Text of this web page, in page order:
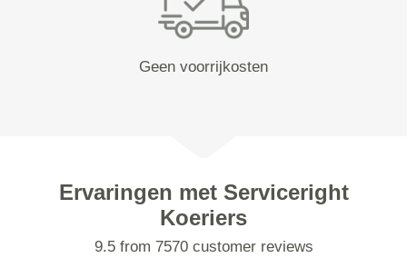
Geen voorrijkosten
Ervaringen met Serviceright
Koeriers
9.5 from 7570 customer reviews